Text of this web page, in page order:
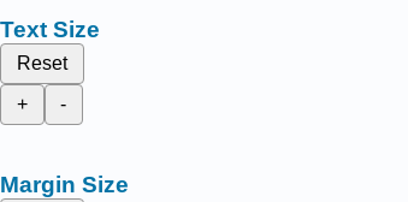
Text Size
Reset
+
-
Margin Size